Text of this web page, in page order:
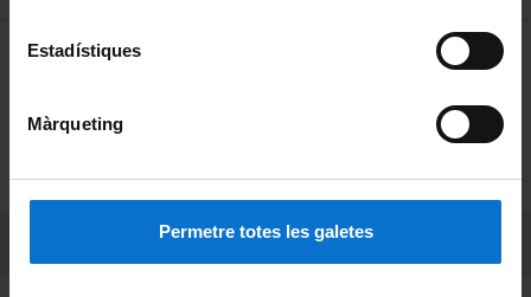
Estadístiques
Màrqueting
Permetre totes les galetes
MENÚ PEU 1
Privadesa i termes
Sobre UBtv